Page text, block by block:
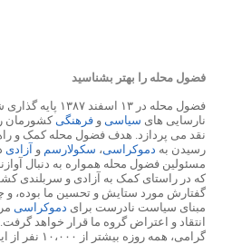
فضول محله را بهتر بشناسید
فضول محله در ۱۳
نارسایی های سیاسی و فرهنگی کشورمان
نقد می پردازد. هدف فضول محله کمک و
رسیدن به دموکراسی، سکولارسم و آزادی
مسئولین فضول محله همواره به دنبال
که در راستای کمک به آزادی و سربلندی
گفتارش مورد ستایش و تحسین ما بوده، و
مبنای سیاست نادرست برای دموکراسی
انتقاد و اعتراض گروه ما قرار خواهد
گرامی، همه روزه بیشتر از ۱۰،۰۰۰ نفر از این سایت دیدن می کنند.